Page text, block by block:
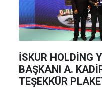
İSKUR HOLDİNG
BAŞKANI A.
TEŞEKKÜR